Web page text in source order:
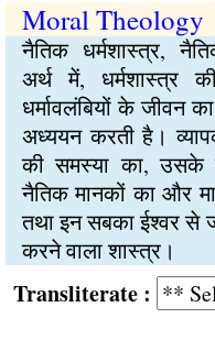
Moral Theology
नैतिक धर्मशास्त्र,
अर्थ में, धर्मशास्त्र
धर्मावलंबियों के जीवन
अध्ययन करती है।
की समस्या का, उसके
नैतिक मानकों का और
तथा इन सबका ईश्वर
करने वाला शास्त्र।
: